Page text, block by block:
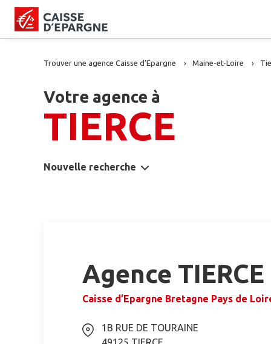
Trouver une agence Caisse d’Epargne Maine-et-Loire
Votre agence à
TIERCE
Nouvelle recherche
Agence TIERCE
Caisse d’Epargne Bretagne Pays de
1B RUE DE TOURAINE